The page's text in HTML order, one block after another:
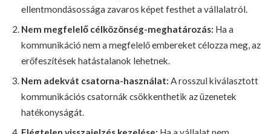
ellentmondásossága zavaros képet festhet a vállalatról.
Nem megfelelő célközönség-meghatározás: Ha a
kommunikáció nem a megfelelő embereket célozza meg, az
erőfeszítések hatástalanok lehetnek.
Nem adekvát csatorna-használat: A rosszul kiválasztott
kommunikációs csatornák csökkenthetik az üzenetek
hatékonyságát.